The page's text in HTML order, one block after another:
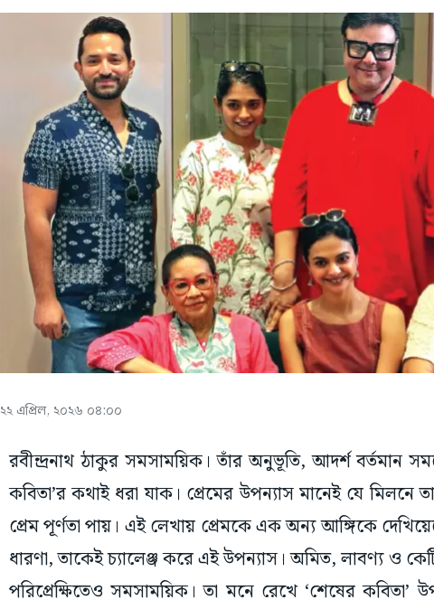
২২ এপ্রিল, ২০২৬ ০৪:০০
রবীন্দ্রনাথ ঠাকুর সমসাময়িক। তাঁর অনুভূতি, আদর্শ বর্তমান
কবিতা’র কথাই ধরা যাক। প্রেমের উপন্যাস মানেই যে মিলনে
প্রেম পূর্ণতা পায়। এই লেখায় প্রেমকে এক অন্য আঙ্গিকে
ধারণা, তাকেই চ্যালেঞ্জ করে এই উপন্যাস। অমিত, লাবণ্য ও
পরিপ্রেক্ষিতেও সমসাময়িক। তা মনে রেখে ‘শেষের কবিতা’